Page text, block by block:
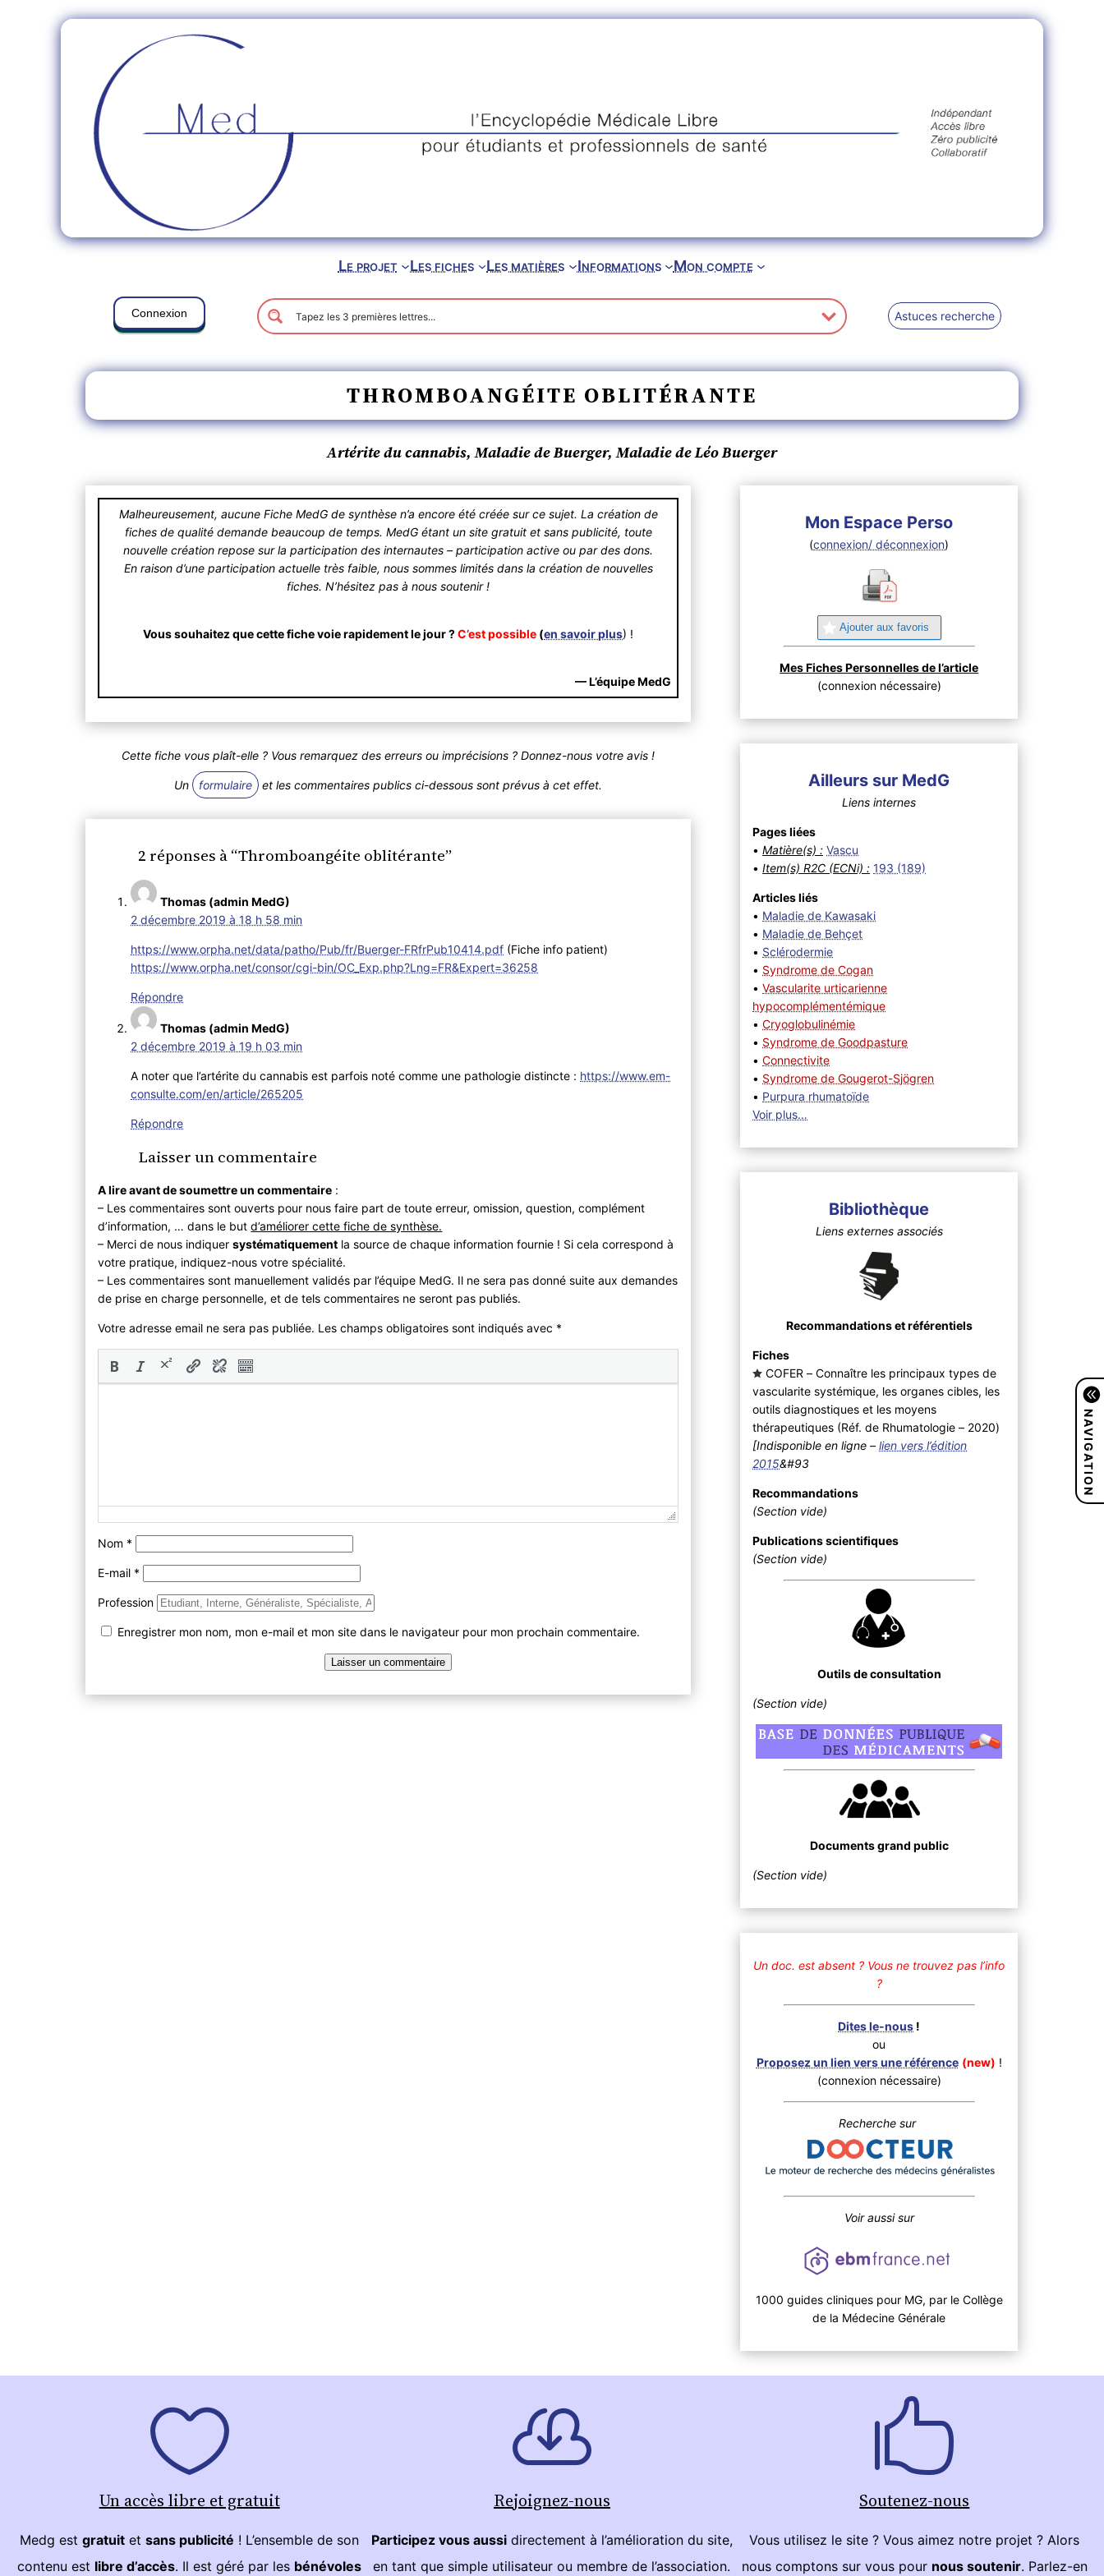
Le projet Les fiches Les matières Informations Mon compte
Connexion Astuces recherche
THROMBOANGÉITE OBLITÉRANTE
Artérite du cannabis, Maladie de Buerger, Maladie de Léo Buerger
Malheureusement, aucune Fiche MedG de synthèse n’a encore été créée sur ce sujet. La création de
fiches de qualité demande beaucoup de temps. MedG étant un site gratuit et sans publicité, toute
nouvelle création repose sur la participation des internautes – participation active ou par des dons.
En raison d’une participation actuelle très faible, nous sommes limités dans la création de nouvelles
fiches. N’hésitez pas à nous soutenir !
Vous souhaitez que cette fiche voie rapidement le jour ?C’est possible (en savoir plus) !
— L’équipe MedG
Cette fiche vous plaît-elle ? Vous remarquez des erreurs ou imprécisions ? Donnez-nous votre avis !
Un formulaire et les commentaires publics ci-dessous sont prévus à cet effet.
2 réponses à “Thromboangéite oblitérante”
Thomas (admin MedG)
2 décembre 2019 à 18 h 58 min
https://www.orpha.net/data/patho/Pub/fr/Buerger-FRfrPub10414.pdf (Fiche info patient)
https://www.orpha.net/consor/cgi-bin/OC_Exp.php?Lng=FR&Expert=36258
Répondre
Thomas (admin MedG)
2 décembre 2019 à 19 h 03 min
A noter que l’artérite du cannabis est parfois noté comme une pathologie distincte : https://www.em-
consulte.com/en/article/265205
Répondre
Laisser un commentaire
A lire avant de soumettre un commentaire :
– Les commentaires sont ouverts pour nous faire part de toute erreur, omission, question, complément
d’information, … dans le butd’améliorer cette fiche de synthèse.
– Merci de nous indiquersystématiquement la source de chaque information fournie ! Si cela correspond à
votre pratique, indiquez-nous votre spécialité.
– Les commentaires sont manuellement validés par l’équipe MedG. Il ne sera pas donné suite aux demandes
de prise en charge personnelle, et de tels commentaires ne seront pas publiés.
Votre adresse email ne sera pas publiée. Les champs obligatoires sont indiqués avec *
Nom *
E-mail *
Profession
Enregistrer mon nom, mon e-mail et mon site dans le navigateur pour mon prochain commentaire.
Mon Espace Perso
(connexion/ déconnexion)
Ajouter aux favoris
Mes Fiches Personnelles de l’article
(connexion nécessaire)
Ailleurs sur MedG
Liens internes
Pages liées
•Matière(s) : Vascu
•Item(s) R2C (ECNi) : 193 (189)
Articles liés
• Maladie de Kawasaki
• Maladie de Behçet
• Sclérodermie
• Syndrome de Cogan
•Vascularite urticarienne
hypocomplémentémique
•Cryoglobulinémie
• Syndrome de Goodpasture
•Connectivite
• Syndrome de Gougerot-Sjögren
• Purpura rhumatoïde
Voir plus…
Bibliothèque
Liens externes associés
Recommandations et référentiels
Fiches
COFER – Connaître les principaux types de
vascularite systémique, les organes cibles, les
outils diagnostiques et les moyens
thérapeutiques (Réf. de Rhumatologie – 2020)
[Indisponible en ligne –lien vers l’édition
2015&#93
Recommandations
(Section vide)
Publications scientifiques
(Section vide)
Outils de consultation
(Section vide)
Documents grand public
(Section vide)
Un doc. est absent ? Vous ne trouvez pas l’info
?
Dites le-nous !
ou
Proposez un lien vers une référence (new) !
(connexion nécessaire)
Recherche sur
Voir aussi sur
1000 guides cliniques pour MG, par le Collège
de la Médecine Générale
NAVIGATION
Un accès libre et gratuit
Medg estgratuit etsans publicité ! L’ensemble de son
contenu est libre d’accès. Il est géré par les bénévoles
Rejoignez-nous
Participez vous aussidirectement à l’amélioration du site,
en tant que simple utilisateur ou membre de l’association.
Soutenez-nous
Vous utilisez le site ? Vous aimez notre projet ? Alors
nous comptons sur vous pour nous soutenir. Parlez-en